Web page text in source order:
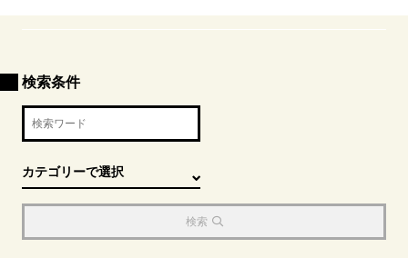
検索条件
検索